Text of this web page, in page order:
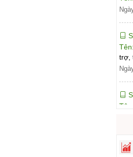
trợ,
số